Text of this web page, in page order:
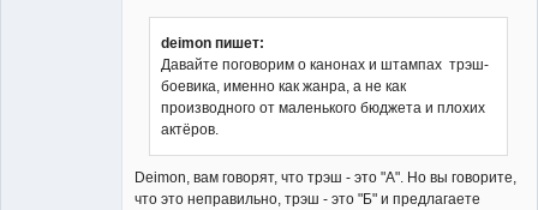
deimon пишет:
Давайте поговорим о канонах и штампах трэш-
боевика, именно как жанра, а не как
производного от маленького бюджета и плохих
актёров.
Deimon, вам говорят, что трэш - это "А". Но вы говорите,
что это неправильно, трэш - это "Б" и предлагаете